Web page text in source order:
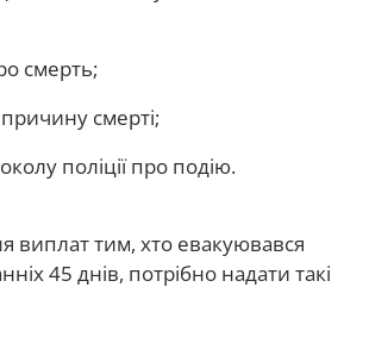
смерть;
смерті;
поліції про подію.
виплат тим, хто евакуювався
45 днів, потрібно надати такі